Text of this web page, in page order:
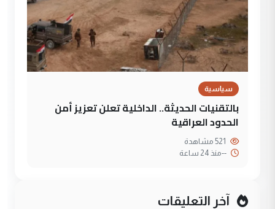
سياسية
بالتقنيات الحديثة.. الداخلية تعلن تعزيز أمن
الحدود العراقية
--منذ 24 ساعة
آخر التعليقات